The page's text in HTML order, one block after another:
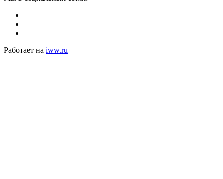
Работает на iww.ru